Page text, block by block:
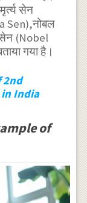
सेन
Sen),नोबल
सेन (Nobel
गया है।
2nd
in India
of